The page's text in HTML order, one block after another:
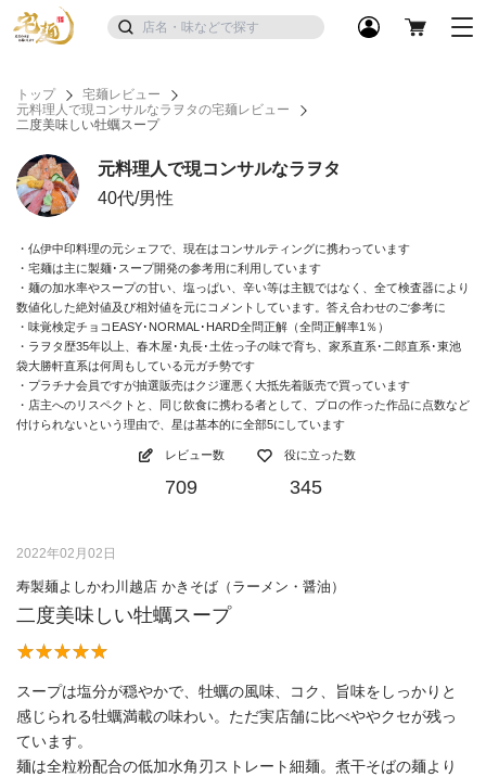
トップ
宅麺レビュー
元料理人で現コンサルなラヲタの宅麺レビュー
二度美味しい牡蠣スープ
元料理人で現コンサルなラヲタ
40代/男性
・仏伊中印料理の元シェフで、現在はコンサルティングに携わっています
・宅麺は主に製麺･スープ開発の参考用に利用しています
・麺の加水率やスープの甘い、塩っぱい、辛い等は主観ではなく、全て検査器により
数値化した絶対値及び相対値を元にコメントしています。答え合わせのご参考に
・味覚検定チョコEASY･NORMAL･HARD全問正解（全問正解率1％）
・ラヲタ歴35年以上、春木屋･丸長･土佐っ子の味で育ち、家系直系･二郎直系･東池
袋大勝軒直系は何周もしている元ガチ勢です
・プラチナ会員ですが抽選販売はクジ運悪く大抵先着販売で買っています
・店主へのリスペクトと、同じ飲食に携わる者として、プロの作った作品に点数など
付けられないという理由で、星は基本的に全部5にしています
レビュー数
709
役に立った数
345
2022年02月02日
寿製麺よしかわ川越店 かきそば（ラーメン・醤油）
二度美味しい牡蠣スープ
スープは塩分が穏やかで、牡蠣の風味、コク、旨味をしっかりと
感じられる牡蠣満載の味わい。ただ実店舗に比べややクセが残っ
ています。
麺は全粒粉配合の低加水角刃ストレート細麺。煮干そばの麺より